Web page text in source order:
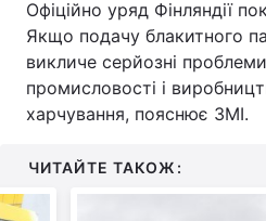
Офіційно уряд Фінляндії
Якщо подачу блакитного
викличе серйозні
промисловості і
харчування, пояснює ЗМІ.
ЧИТАЙТЕ ТАКОЖ: